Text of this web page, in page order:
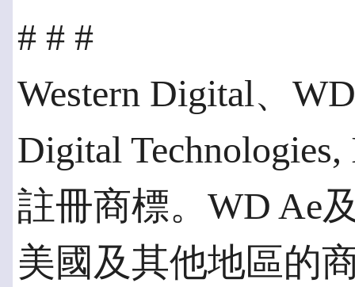
# # #
Western Digital、
Digital
註冊商標。WD Ae
美國及其他地區的